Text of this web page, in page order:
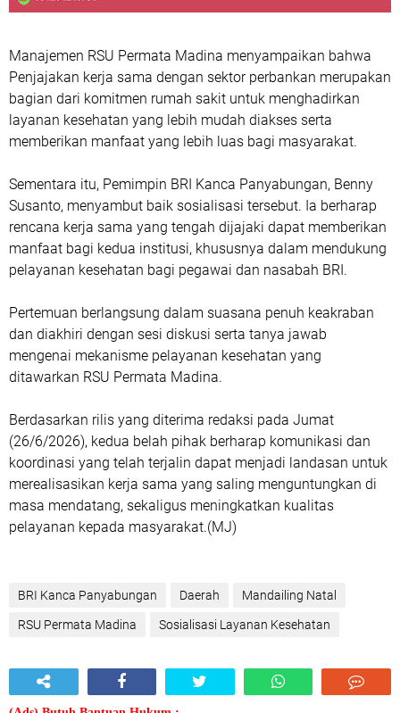
Manajemen RSU Permata Madina menyampaikan bahwa
Penjajakan kerja sama dengan sektor perbankan merupakan
bagian dari komitmen rumah sakit untuk menghadirkan
layanan kesehatan yang lebih mudah diakses serta
memberikan manfaat yang lebih luas bagi masyarakat.
Sementara itu, Pemimpin BRI Kanca Panyabungan, Benny
Susanto, menyambut baik sosialisasi tersebut. Ia berharap
rencana kerja sama yang tengah dijajaki dapat memberikan
manfaat bagi kedua institusi, khususnya dalam mendukung
pelayanan kesehatan bagi pegawai dan nasabah BRI.
Pertemuan berlangsung dalam suasana penuh keakraban
dan diakhiri dengan sesi diskusi serta tanya jawab
mengenai mekanisme pelayanan kesehatan yang
ditawarkan RSU Permata Madina.
Berdasarkan rilis yang diterima redaksi pada Jumat
(26/6/2026), kedua belah pihak berharap komunikasi dan
koordinasi yang telah terjalin dapat menjadi landasan untuk
merealisasikan kerja sama yang saling menguntungkan di
masa mendatang, sekaligus meningkatkan kualitas
pelayanan kepada masyarakat.(MJ)
BRI Kanca Panyabungan Daerah Mandailing Natal
RSU Permata Madina Sosialisasi Layanan Kesehatan